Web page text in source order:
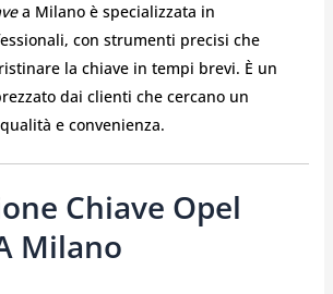
a Milano è specializzata in
con strumenti precisi che
la chiave in tempi brevi. È un
dai clienti che cercano un
e convenienza.
Chiave Opel
Milano